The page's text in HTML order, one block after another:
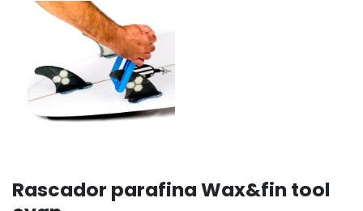
Rascador parafina Wax&fin tool